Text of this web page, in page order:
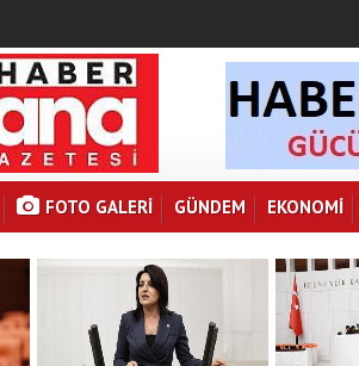
FOTO GALERI GÜNDEM EKONOMI